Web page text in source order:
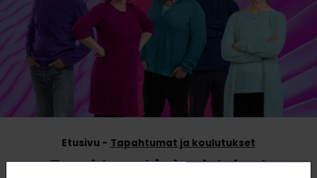
Tapahtumat ja koulutukset
Etusivu Tapahtumat ja koulutukset